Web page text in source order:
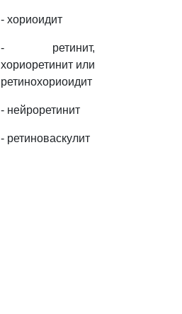
- хориоидит
- ретинит,
хориоретинит или
ретинохориоидит
- нейроретинит
- ретиноваскулит